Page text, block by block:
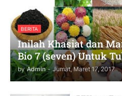
BERITA
Inilah Khasiat dan
Bio 7 (seven) Untuk
by Admin - Jumat, Maret 17, 2017